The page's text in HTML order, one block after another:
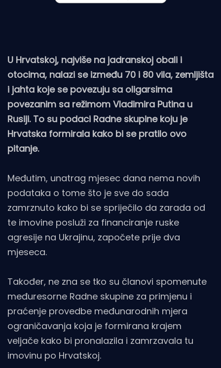
U Hrvatskoj, najviše na jadranskoj obali i
otocima, nalazi se između 70 i 80 vila, zemljišta
i jahta koje se povezuju sa oligarsima
povezanim sa režimom Vladimira Putina u
Rusiji. To su podaci Radne skupine koju je
Hrvatska formirala kako bi se pratilo ovo
pitanje.
Međutim, unatrag mjesec dana nema novih
podataka o tome što je sve do sada
zamrznuto kako bi se spriječilo da zarada od
te imovine posluži za financiranje ruske
agresije na Ukrajinu, započete prije dva
mjeseca.
Također, ne zna se tko su članovi spomenute
međuresorne Radne skupine za primjenu i
praćenje provedbe međunarodnih mjera
ograničavanja koja je formirana krajem
veljače kako bi pronalazila i zamrzavala tu
imovinu po Hrvatskoj.